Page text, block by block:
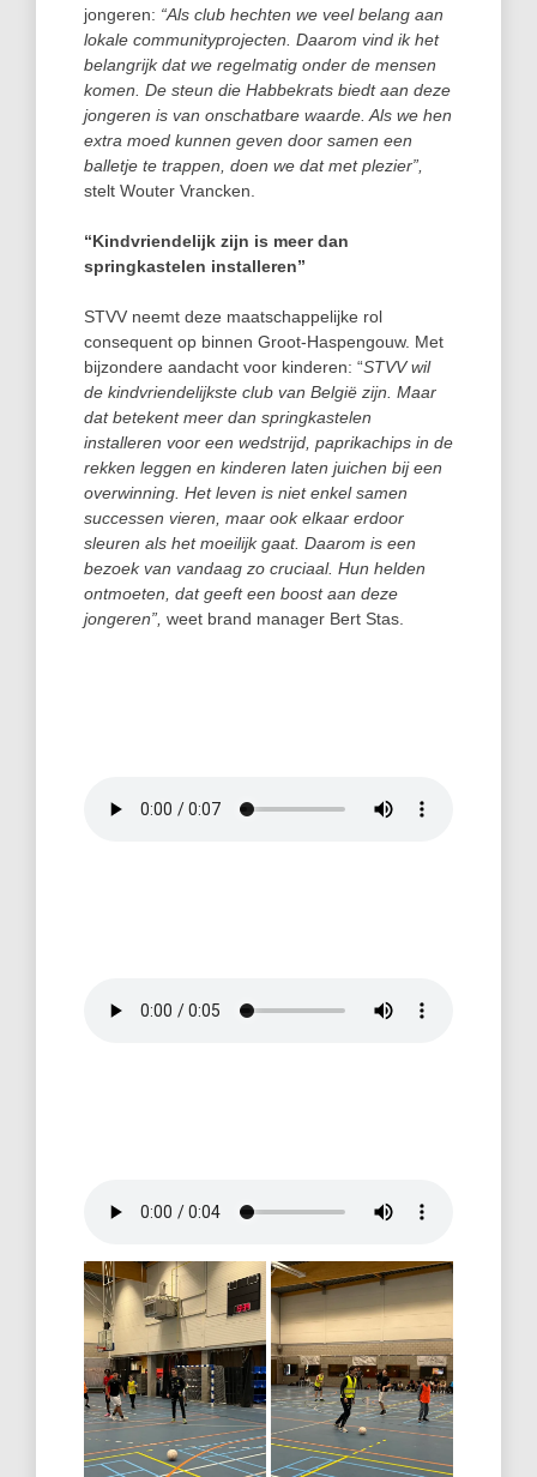
jongeren: “Als club hechten we veel belang aan
lokale communityprojecten. Daarom vind ik het
belangrijk dat we regelmatig onder de mensen
komen. De steun die Habbekrats biedt aan deze
jongeren is van onschatbare waarde. Als we hen
extra moed kunnen geven door samen een
balletje te trappen, doen we dat met plezier”,
stelt Wouter Vrancken.
“Kindvriendelijk zijn is meer dan
springkastelen installeren”
STVV neemt deze maatschappelijke rol
consequent op binnen Groot-Haspengouw. Met
bijzondere aandacht voor kinderen: “STVV wil
de kindvriendelijkste club van België zijn. Maar
dat betekent meer dan springkastelen
installeren voor een wedstrijd, paprikachips in de
rekken leggen en kinderen laten juichen bij een
overwinning. Het leven is niet enkel samen
successen vieren, maar ook elkaar erdoor
sleuren als het moeilijk gaat. Daarom is een
bezoek van vandaag zo cruciaal. Hun helden
ontmoeten, dat geeft een boost aan deze
jongeren”, weet brand manager Bert Stas.